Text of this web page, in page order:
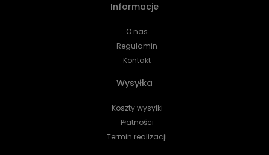
Informacje
O nas
Regulamin
Kontakt
Wysyłka
Koszty wysyłki
Płatności
Termin realizacji